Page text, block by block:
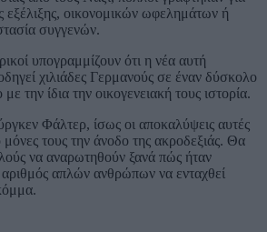
εξέλιξης, οικονομικών ωφελημάτων ή
συγγενών.
υπογραμμίζουν ότι η νέα αυτή
χιλιάδες Γερμανούς σε έναν δύσκολο
την ίδια την οικογενειακή τους ιστορία.
Φάλτερ, ίσως οι αποκαλύψεις αυτές
τους την άνοδο της ακροδεξιάς. Θα
να αναρωτηθούν ξανά πώς ήταν
απλών ανθρώπων να ενταχθεί